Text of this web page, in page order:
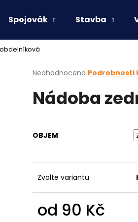
Spojovák Stavba
Průměrné
produktu
je
hvězdiček.
Neohodnoceno Podrobnosti
Nádoba
OBJEM
Zvolte variantu
od 90 Kč
najít?
HLEDAT